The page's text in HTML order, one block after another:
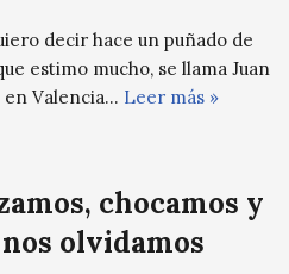
decir hace un puñado de
estimo mucho, se llama Juan
Valencia… Leer más »
chocamos y
olvidamos